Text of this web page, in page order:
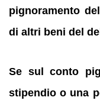
pignoramento
di altri beni del
Se sul conto
stipendio o una